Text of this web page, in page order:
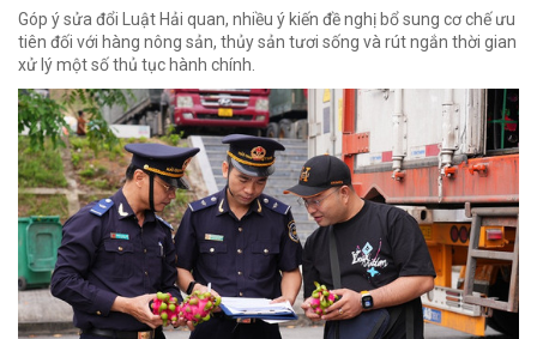
Góp ý sửa đổi Luật Hải quan, nhiều ý kiến đề nghị bổ sung cơ chế ưu
tiên đối với hàng nông sản, thủy sản tươi sống và rút ngắn thời gian
xử lý một số thủ tục hành chính.